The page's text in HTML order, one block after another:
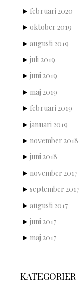
februari 2020
oktober 2019
augusti 2019
juli 2019
juni 2019
maj 2019
februari 2019
januari 2019
november 2018
juni 2018
november 2017
september 2017
augusti 2017
juni 2017
maj 2017
KATEGORIER